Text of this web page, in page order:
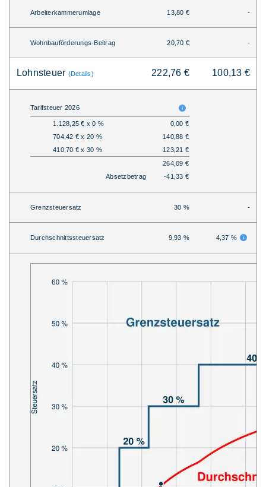
Arbeiterkammerumlage 13,80 € -
Wohnbauförderungs-Beitrag 20,70 € -
Lohnsteuer (Details) 222,76 € 100,13 €
Tarifsteuer 2026
1.128,25 € x 0 %
0,00 €
704,42 € x 20 %
140,88 €
410,70 € x 30 %
123,21 €
264,09 €
Absetzbetrag
-41,33 €
Grenzsteuersatz 30 % -
Durchschnittssteuersatz 9,93 % 4,37 %